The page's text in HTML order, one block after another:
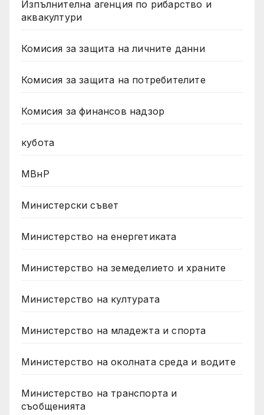
Изпълнителна агенция по рибарство и
аквакултури
Комисия за защита на личните данни
Комисия за защита на потребителите
Комисия за финансов надзор
кубота
МВнР
Министерски съвет
Министерство на енергетиката
Министерство на земеделието и храните
Министерство на културата
Министерство на младежта и спорта
Министерство на околната среда и водите
Министерство на транспорта и
съобщенията